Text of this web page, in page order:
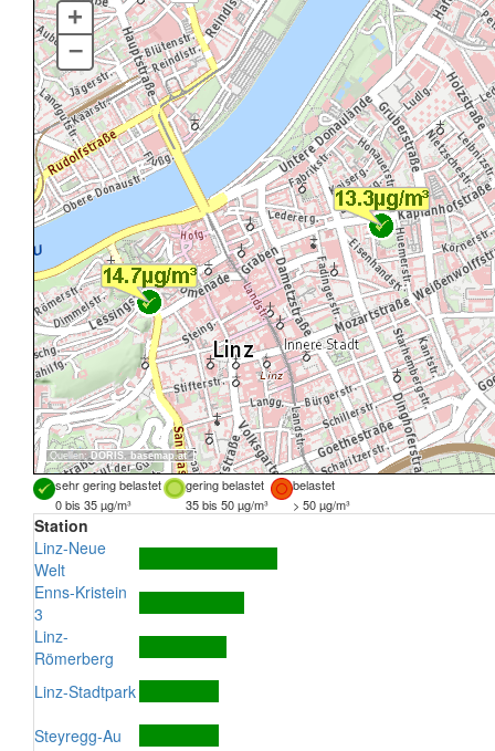
Quellen:DORIS, basemap.at
+
–
sehr gering belastet gering belastet
belastet
0 bis 35 µg/m³
35 bis 50 µg/m³ > 50 µg/m³
Station
Linz-Neue
Welt
Enns-Kristein
3
Linz-
Römerberg
Linz-Stadtpark
Steyregg-Au